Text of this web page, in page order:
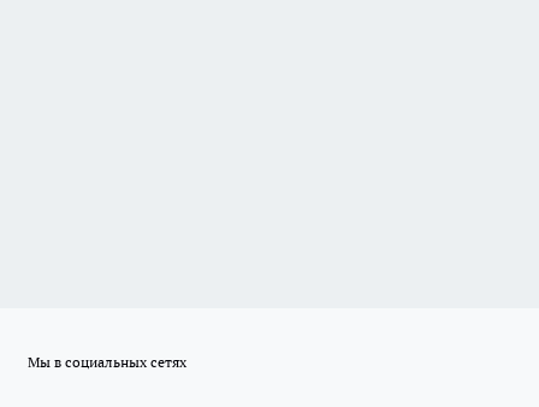
Мы в социальных сетях